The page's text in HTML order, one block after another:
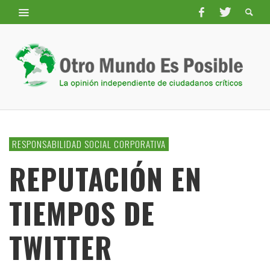
RESPONSABILIDAD SOCIAL CORPORATIVA
REPUTACIÓN EN
TIEMPOS DE
TWITTER